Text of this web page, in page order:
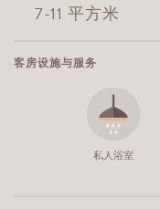
7-11 平方米
客房设施与服务
私人浴室